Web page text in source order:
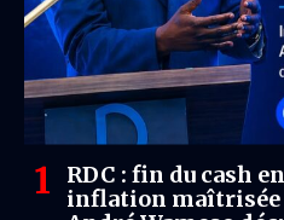
RDC : fin du cash
inflation maîtrisée